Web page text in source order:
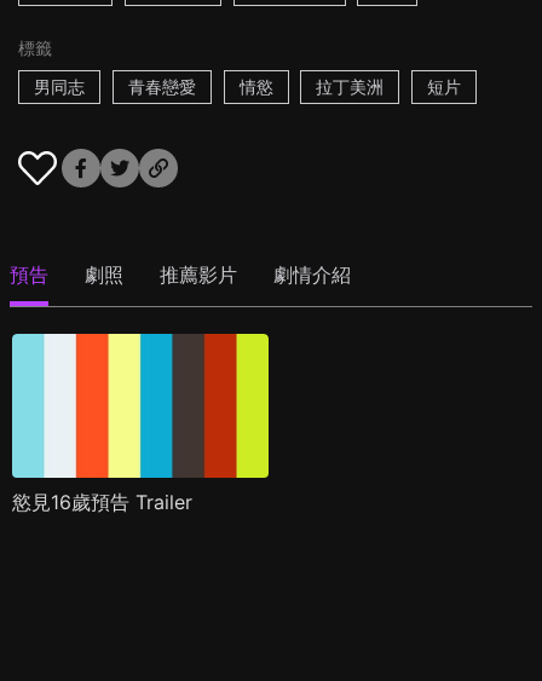
標籤
男同志
青春戀愛 情慾 拉丁美洲 短片
預告 劇照 推薦影片 劇情介紹
慾見16歲預告 Trailer